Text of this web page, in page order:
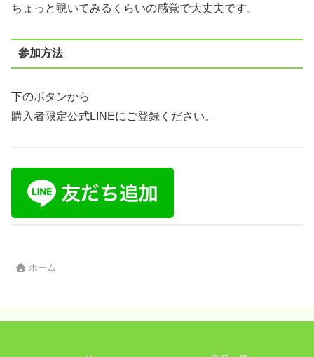
ちょっと覗いてみるくらいの感覚で大丈夫です。
参加方法
下のボタンから
購入者限定公式LINEにご登録ください。
ホーム